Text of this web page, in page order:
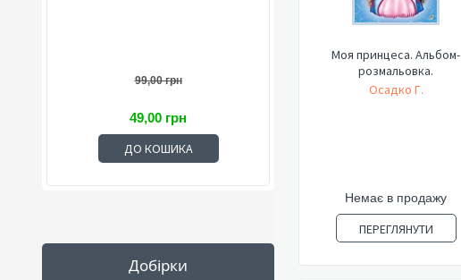
99,00 грн
49,00 грн
ДО КОШИКА
Добірки
Моя принцеса. Альбом-
розмальовка.
Осадко Г.
Немає в продажу
ПЕРЕГЛЯНУТИ